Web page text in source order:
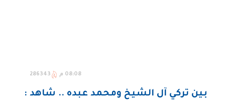
08:08 م 286343
بين تركي آل الشيخ ومحمد عبده .. شاهد :